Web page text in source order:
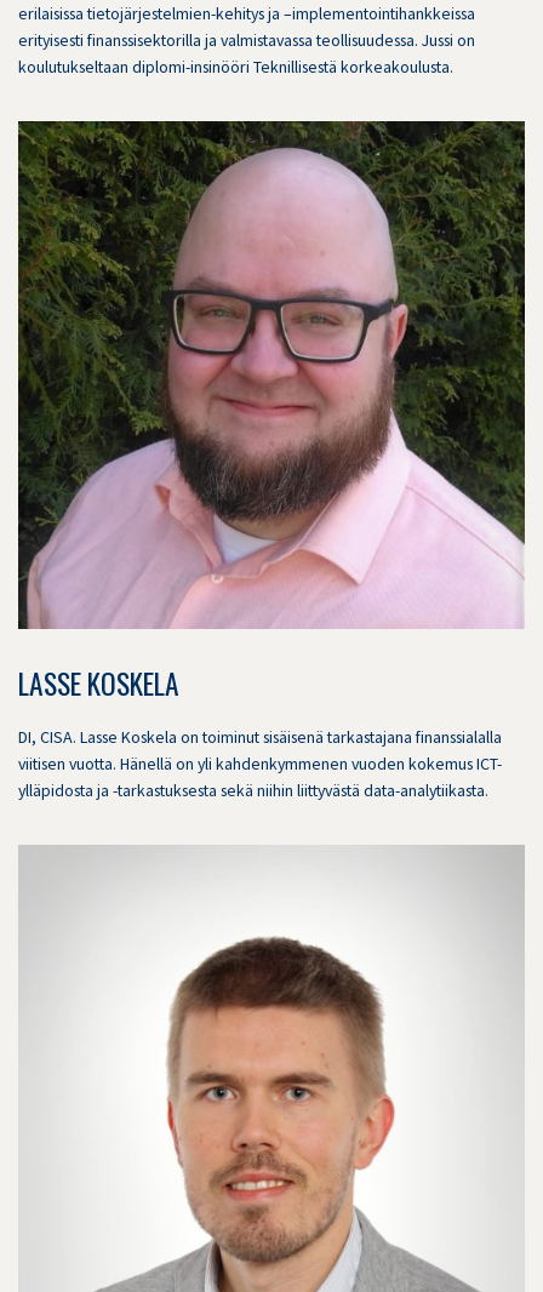
erilaisissa tietojärjestelmien-kehitys ja –implementointihankkeissa
erityisesti finanssisektorilla ja valmistavassa teollisuudessa. Jussi on
koulutukseltaan diplomi-insinööri Teknillisestä korkeakoulusta.
LASSE KOSKELA
DI, CISA. Lasse Koskela on toiminut sisäisenä tarkastajana finanssialalla
viitisen vuotta. Hänellä on yli kahdenkymmenen vuoden kokemus ICT-
ylläpidosta ja -tarkastuksesta sekä niihin liittyvästä data-analytiikasta.